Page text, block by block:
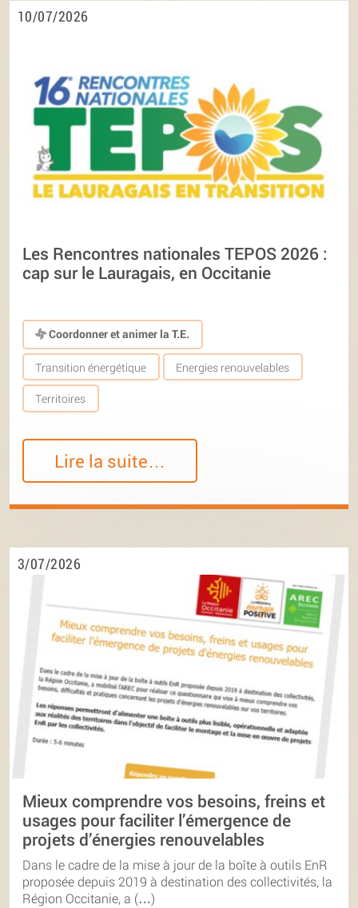
10/07/2026
Les Rencontres nationales TEPOS 2026 :
cap sur le Lauragais, en Occitanie
Coordonner et animer la T.E.
Transition énergétique Energies renouvelables
Territoires
Lire la suite…
3/07/2026
Mieux comprendre vos besoins, freins et
usages pour faciliter l’émergence de
projets d’énergies renouvelables
Dans le cadre de la mise à jour de la boîte à outils EnR
proposée depuis 2019 à destination des collectivités, la
Région Occitanie, a (…)